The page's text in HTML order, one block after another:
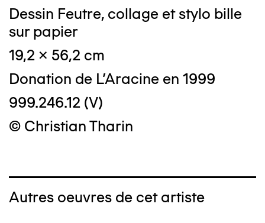
Dessin Feutre, collage et stylo bille
sur papier
19,2 x 56,2 cm
Donation de L'Aracine en 1999
999.246.12 (V)
© Christian Tharin
Autres oeuvres de cet artiste